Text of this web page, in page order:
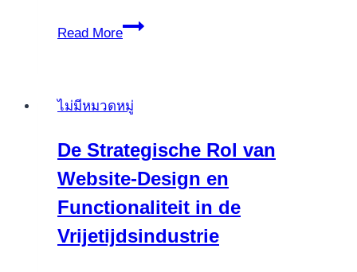
Read More
Book
Slot
hunter
tomb
the
scarab
ไม่มีหมวดหมู่
De Strategische Rol van
Website-Design en
Functionaliteit in de
Vrijetijdsindustrie